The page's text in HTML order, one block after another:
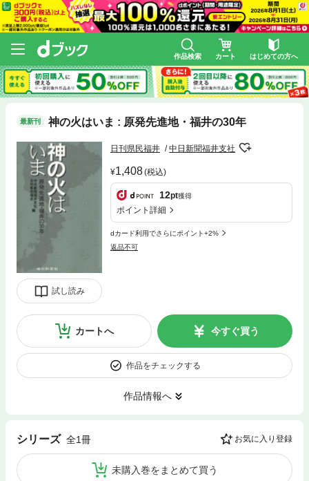
作品検索 カート はじめての方へ
最新刊 神の火はいま : 原発先進地・福井の30年
試し読み
日刊県民福井 中日新聞福井支社
1,408(税込)
12pt獲得
ポイント詳細
dカード利用でさらにポイント+2%
返品不可
カートへ 今すぐ買う
作品をチェックする
作品情報へ
シリーズ 全1冊 お気に入り登録
未購入巻をまとめて買う